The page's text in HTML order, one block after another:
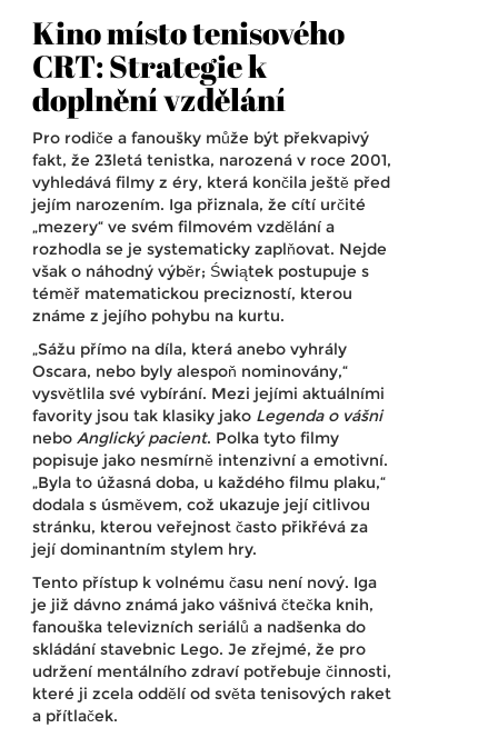
Kino místo tenisového
CRT: Strategie k
doplnění vzdělání
Pro rodiče a fanoušky může být překvapivý
fakt, že 23letá tenistka, narozená v roce 2001,
vyhledává filmy z éry, která končila ještě před
jejím narozením. Iga přiznala, že cítí určité
„mezery“ ve svém filmovém vzdělání a
rozhodla se je systematicky zaplňovat. Nejde
však o náhodný výběr; Świątek postupuje s
téměř matematickou precizností, kterou
známe z jejího pohybu na kurtu.
„Sážu přímo na díla, která anebo vyhrály
Oscara, nebo byly alespoň nominovány,“
vysvětlila své vybírání. Mezi jejími aktuálními
favority jsou tak klasiky jako Legenda o vášni
nebo Anglický pacient. Polka tyto filmy
popisuje jako nesmírně intenzivní a emotivní.
„Byla to úžasná doba, u každého filmu plaku,“
dodala s úsměvem, což ukazuje její citlivou
stránku, kterou veřejnost často přikřévá za
její dominantním stylem hry.
Tento přístup k volnému času není nový. Iga
je již dávno známá jako vášnivá čtečka knih,
fanouška televizních seriálů a nadšenka do
skládání stavebnic Lego. Je zřejmé, že pro
udržení mentálního zdraví potřebuje činnosti,
které ji zcela oddělí od světa tenisových raket
a přítlaček.